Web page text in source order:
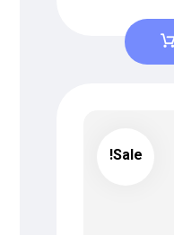
Sale!